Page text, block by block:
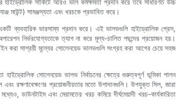
সার্কিটে আরও ভাল কর্মক্ষমতা প্রদান করে তবে সাধারণত উচ্চ
মাউন্ট) সামঞ্জস্যতা এবং খরচকে প্রভাবিত করে।
ব্যবহারিক ভারসাম্য প্রদান করে। এই ভালভগুলি হাইড্রোলিক প্রেস,
নির্ভরযোগ্যতাকে ত্যাগ না করে মূল্য-চালিত পছন্দের প্রয়োজন হয়।
করা সাশ্রয়ী মূল্যের সোলেনয়েড ভালভগুলি সংগ্রহ করা আগের চেয়ে সহজ
হাইড্রোলিক সোলেনয়েড ভালভ নির্বাচনের ক্ষেত্রে গুরুত্বপূর্ণ ভূমিকা পালন
রক্ষণাবেক্ষণের প্রয়োজনীয়তার মতো উপাদানগুলি। উপযুক্ত সিল, জারা
ডাউনটাইম এবং মেরামতের খরচ কমিয়ে দীর্ঘমেয়াদী খরচ-কার্যকারিতা